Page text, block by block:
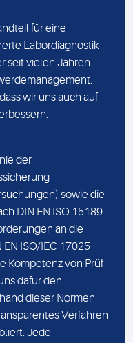
für eine
Labordiagnostik
seit vielen Jahren
wir uns auch auf
der
sowie die
DIN EN ISO 15189
an die
ISO/IEC 17025
Kompetenz von Prüf-
dafür den
dieser Normen
Verfahren
Jede